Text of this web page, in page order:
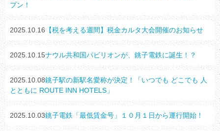
プン！
2025.10.16 【税を考える週間】税金カルタ大会開催のお知らせ
2025.10.15ナウル共和国パビリオンが、銚子電鉄に誕生！？
2025.10.08銚子駅の新駅名愛称が決定！「いつでも どこでも 人
とともに ROUTE INN HOTELS」
2025.10.03銚子電鉄「最低賃金号」１０月１日から運行開始！